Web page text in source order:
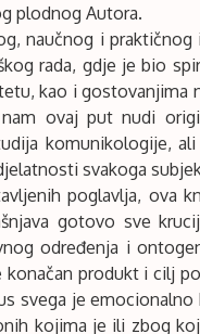
plodnog Autora.
naučnog i
rada, gdje je bio
kao i gostovanjima
ovaj put nudi
komunikologije,
svakoga
poglavlja, ova
gotovo sve
određenja i
konačan produkt i cilj
svega je
kojima je ili zbog